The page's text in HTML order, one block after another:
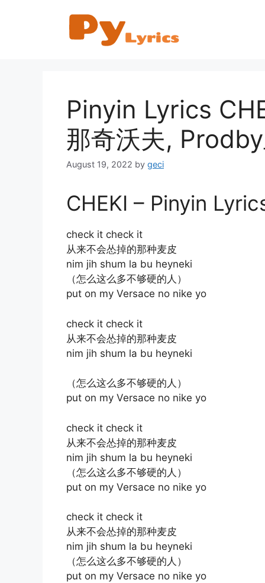
Pinyin Lyrics
那奇沃夫,
August 19, 2022 by geci
CHEKI – Pinyin
check it check it
从来不会怂掉的那种麦皮
nim jih shum la bu heyneki
（怎么这么多不够硬的人）
put on my Versace no nike yo
check it check it
从来不会怂掉的那种麦皮
nim jih shum la bu heyneki
（怎么这么多不够硬的人）
put on my Versace no nike yo
check it check it
从来不会怂掉的那种麦皮
nim jih shum la bu heyneki
（怎么这么多不够硬的人）
put on my Versace no nike yo
check it check it
从来不会怂掉的那种麦皮
nim jih shum la bu heyneki
（怎么这么多不够硬的人）
put on my Versace no nike yo